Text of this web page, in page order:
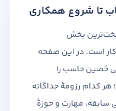
تا شروع همکاری
بخش
است. در این صفحه
حَصین حاسب را
کدام رزومهٔ جداگانه
سابقه، مهارت و حوزهٔ